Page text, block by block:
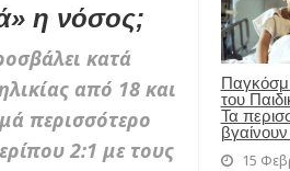
του
Τα
βγαίνουν
15
η νόσος;
κατά
από 18 και
περισσότερο
2:1 με τους